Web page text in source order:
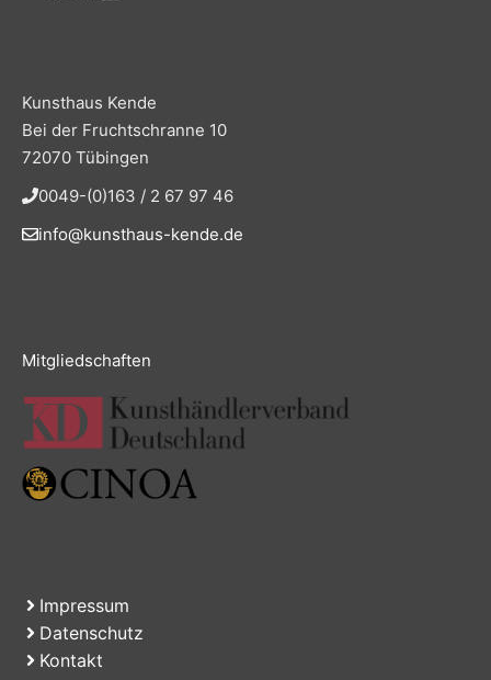
Kunsthaus Kende
Bei der Fruchtschranne 10
72070 Tübingen
0049-(0)163 / 2 67 97 46
info@kunsthaus-kende.de
Mitgliedschaften
Impressum
Datenschutz
Kontakt